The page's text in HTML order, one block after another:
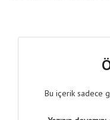
Bu içerik sadece